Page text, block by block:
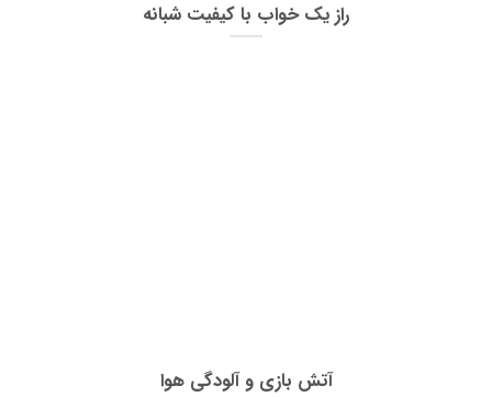
راز یک خواب با کیفیت شبانه
آتش بازی و آلودگی هوا